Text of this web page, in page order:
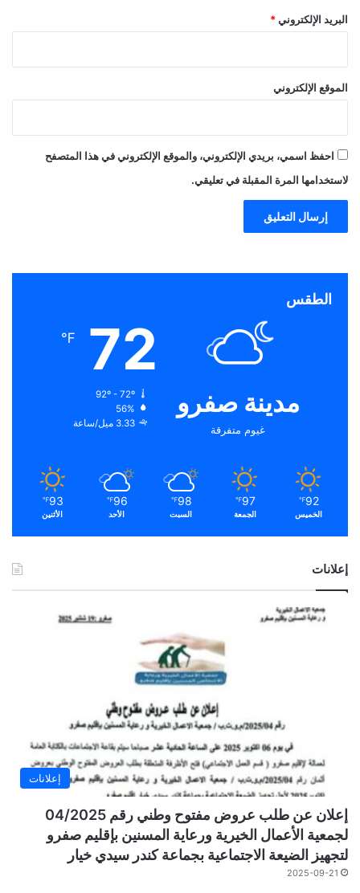
البريد الإلكتروني *
الموقع الإلكتروني
احفظ اسمي، بريدي الإلكتروني، والموقع الإلكتروني في هذا المتصفح
لاستخدامها المرة المقبلة في تعليقي.
الطقس
مدينة صفرو
غيوم متفرقة
72
℉
92º - 72º
56%
3.33 ميل/ساعة
92
℉
الخميس
97
℉
الجمعة
98
℉
السبت
96
℉
الأحد
93
℉
الأثنين
إعلانات
إعلانات
إعلان عن طلب عروض مفتوح وطني رقم 04/2025
لجمعية الأعمال الخيرية ورعاية المسنين بإقليم صفرو
لتجهيز الضيعة الاجتماعية بجماعة كندر سيدي خيار
2025-09-21